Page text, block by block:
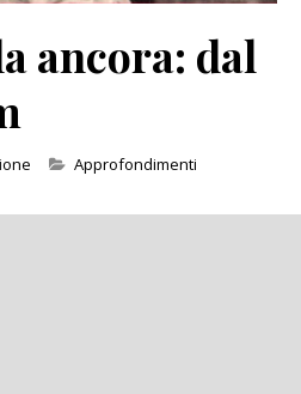
ancora: dal
Categories
Approfondimenti